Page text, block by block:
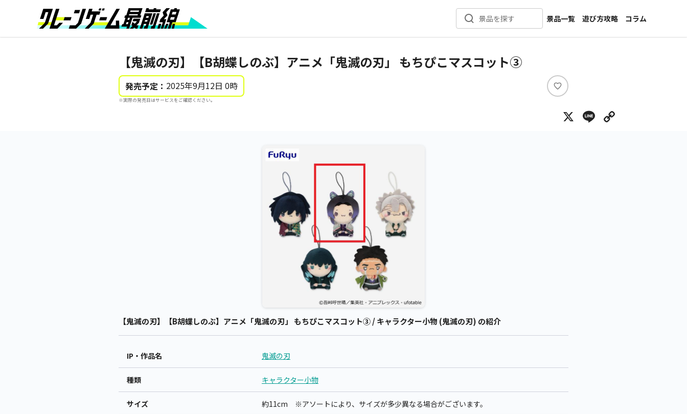
景品を探す
景品一覧
新着景品
メーカー一覧
遊び方攻略
コラム
インタビュー
【鬼滅の刃】【B胡蝶しのぶ】アニメ「鬼滅の刃」 もちぴこマスコット③
発売予定： 2025年9月12日 0時
※実際の発売日はサービスをご確認ください。
い
ね
X Line
【鬼滅の刃】【B胡蝶しのぶ】アニメ「鬼滅の刃」 もちぴこマスコット③ / キャラクター小物 (鬼滅の刃) の紹介
IP・作品名 鬼滅の刃
種類 キャラクター小物
サイズ 約11cm ※アソートにより、サイズが多少異なる場合がございます。